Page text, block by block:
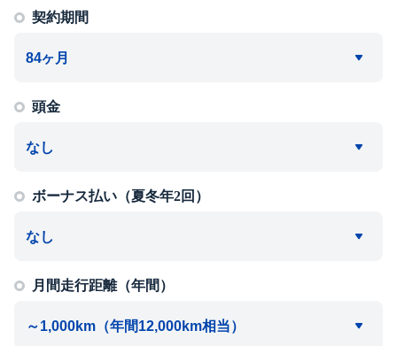
契約期間
頭金
ボーナス払い（夏冬年2回）
月間走行距離（年間）